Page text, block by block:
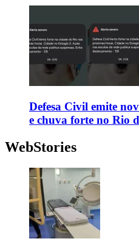
Defesa Civil emite
e chuva forte no Rio
WebStories